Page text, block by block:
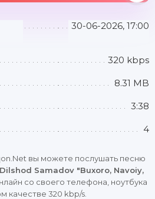
30-06-2026, 17:00
320 kbps
8.31 MB
3:38
4
вы можете послушать песню
Dilshod Samadov "Buxoro, Navoiy,
со своего телефона, ноутбука
качестве 320 kbp/s.